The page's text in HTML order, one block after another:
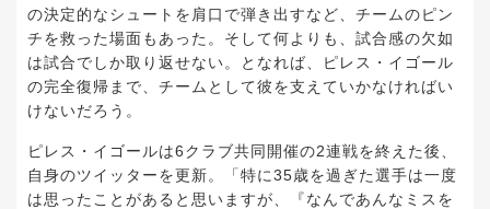
の決定的なシュートを肩口で弾き出すなど、チームのピン
チを救った場面もあった。そして何よりも、試合感の欠如
は試合でしか取り返せない。となれば、ピレス・イゴール
の完全復帰まで、チームとして彼を支えていかなければい
けないだろう。
ピレス・イゴールは6クラブ共同開催の2連戦を終えた後、
自身のツイッターを更新。「特に35歳を過ぎた選手は一度
は思ったことがあると思いますが、『なんであんなミスを